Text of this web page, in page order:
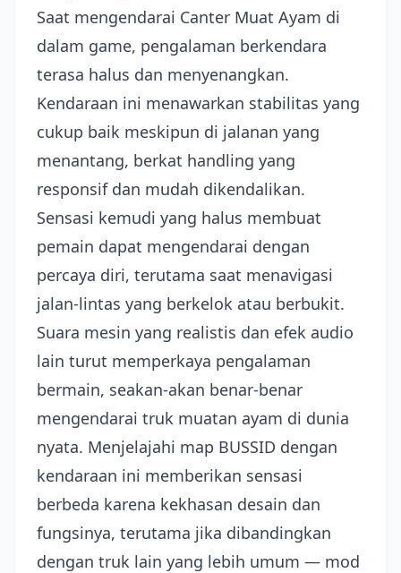
Saat mengendarai Canter Muat Ayam di
dalam game, pengalaman berkendara
terasa halus dan menyenangkan.
Kendaraan ini menawarkan stabilitas yang
cukup baik meskipun di jalanan yang
menantang, berkat handling yang
responsif dan mudah dikendalikan.
Sensasi kemudi yang halus membuat
pemain dapat mengendarai dengan
percaya diri, terutama saat menavigasi
jalan-lintas yang berkelok atau berbukit.
Suara mesin yang realistis dan efek audio
lain turut memperkaya pengalaman
bermain, seakan-akan benar-benar
mengendarai truk muatan ayam di dunia
nyata. Menjelajahi map BUSSID dengan
kendaraan ini memberikan sensasi
berbeda karena kekhasan desain dan
fungsinya, terutama jika dibandingkan
dengan truk lain yang lebih umum — mod